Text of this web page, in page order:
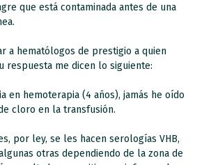
que está contaminada antes de una
a hematólogos de prestigio a quien
respuesta me dicen lo siguiente:
en hemoterapia (4 años), jamás he oído
cloro en la transfusión.
por ley, se les hacen serologías VHB,
otras dependiendo de la zona de